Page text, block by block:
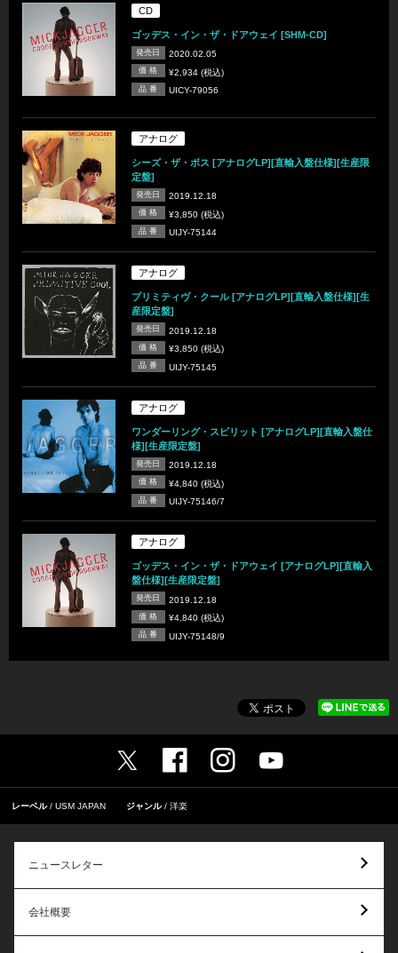
CD
ゴッデス・イン・ザ・ドアウェイ [SHM-CD]
発売日 2020.02.05
価 格 ¥2,934 (税込)
品 番 UICY-79056
アナログ
シーズ・ザ・ボス [アナログLP][直輸入盤仕様][生産限
定盤]
発売日 2019.12.18
価 格 ¥3,850 (税込)
品 番 UIJY-75144
アナログ
プリミティヴ・クール [アナログLP][直輸入盤仕様][生
産限定盤]
発売日 2019.12.18
価 格 ¥3,850 (税込)
品 番 UIJY-75145
アナログ
ワンダーリング・スピリット [アナログLP][直輸入盤仕
様][生産限定盤]
発売日 2019.12.18
価 格 ¥4,840 (税込)
品 番 UIJY-75146/7
アナログ
ゴッデス・イン・ザ・ドアウェイ [アナログLP][直輸入
盤仕様][生産限定盤]
発売日 2019.12.18
価 格 ¥4,840 (税込)
品 番 UIJY-75148/9
レーベル USM JAPAN ジャンル 洋楽
ニュースレター
会社概要